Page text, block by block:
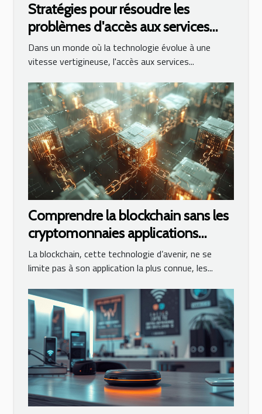
Stratégies pour résoudre les
problèmes d'accès aux services
d'IA en ligne
Dans un monde où la technologie évolue à une
vitesse vertigineuse, l'accès aux services...
Comprendre la blockchain sans les
cryptomonnaies applications
innovantes au-delà de la finance
La blockchain, cette technologie d’avenir, ne se
limite pas à son application la plus connue, les...